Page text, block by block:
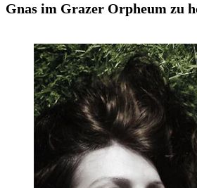
Gnas im Grazer Orpheum zu